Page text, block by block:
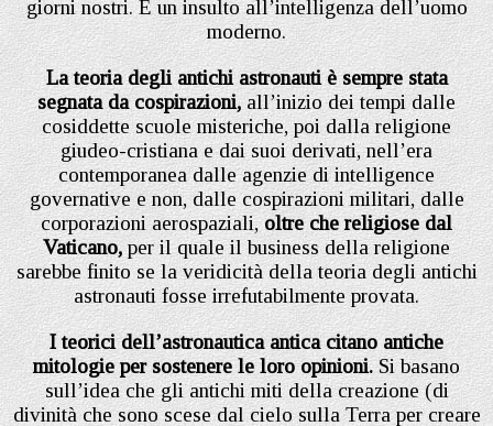
giorni nostri. È un insulto all’intelligenza dell’uomo
moderno.
La teoria degli antichi astronauti è sempre stata
segnata da cospirazioni,all’inizio dei tempi dalle
cosiddette scuole misteriche, poi dalla religione
giudeo-cristiana e dai suoi derivati, nell’era
contemporanea dalle agenzie di intelligence
governative e non, dalle cospirazioni militari, dalle
corporazioni aerospaziali,oltre che religiose dal
Vaticano,per il quale il business della religione
sarebbe finito se la veridicità della teoria degli antichi
astronauti fosse irrefutabilmente provata.
I teorici dell’astronautica antica citano antiche
mitologie per sostenere le loro opinioni.Si basano
sull’idea che gli antichi miti della creazione (di
divinità che sono scese dal cielo sulla Terra per creare